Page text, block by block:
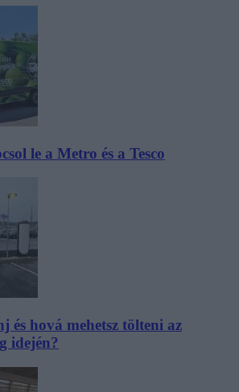
le a Metro és a Tesco
és hová mehetsz tölteni az
idején?